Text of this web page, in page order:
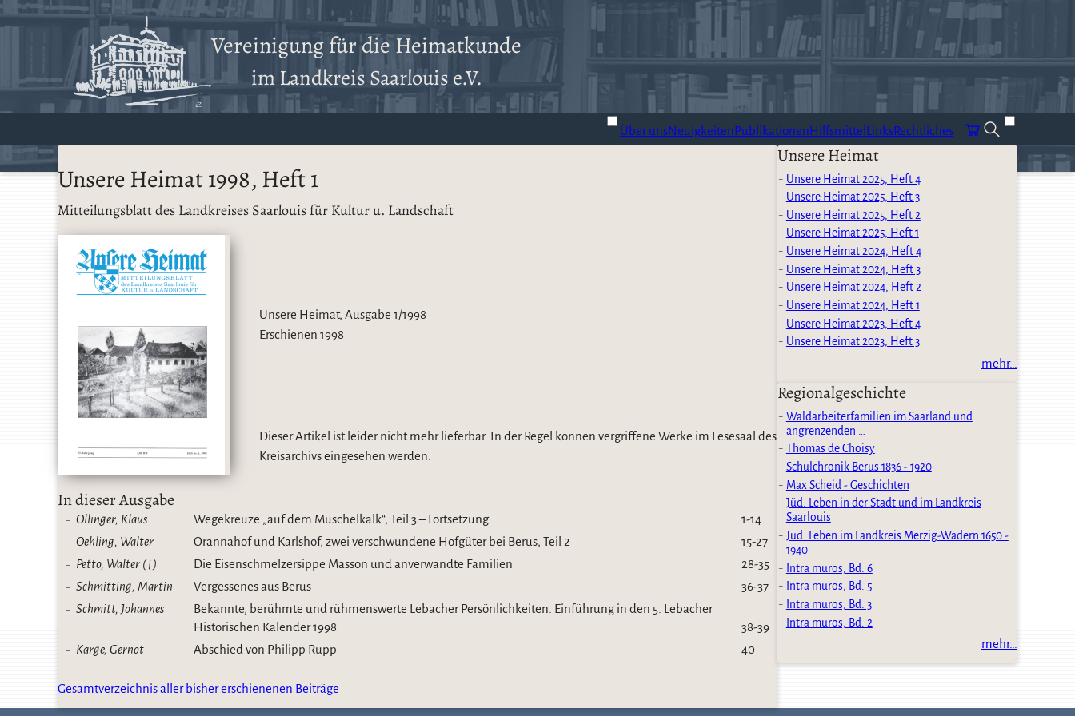
Vereinigung für die Heimatkunde
im Landkreis Saarlouis e.V.
Über unsNeuigkeitenPublikationenHilfsmittel LinksRechtliches
Unsere Heimat 1998, Heft 1
Mitteilungsblatt des Landkreises Saarlouis für Kultur u. Landschaft
Unsere Heimat, Ausgabe 1/1998
Erschienen 1998
Dieser Artikel ist leider nicht mehr lieferbar. In der Regel können vergriffene Werke im Lesesaal des
Kreisarchivs eingesehen werden.
In dieser Ausgabe
Ollinger, Klaus Wegekreuze „auf dem Muschelkalk“, Teil 3 – Fortsetzung
1-14
Oehling, Walter
Orannahof und Karlshof, zwei verschwundene Hofgüter bei Berus, Teil 2
15-27
Petto, Walter (†)
Die Eisenschmelzersippe Masson und anverwandte Familien
28-35
Schmitting, Martin
Vergessenes aus Berus
36-37
Schmitt, Johannes
Bekannte, berühmte und rühmenswerte Lebacher Persönlichkeiten. Einführung in den 5. Lebacher
Historischen Kalender 1998
38-39
Karge, Gernot
Abschied von Philipp Rupp 40
Gesamtverzeichnis aller bisher erschienenen Beiträge
Unsere Heimat
Unsere Heimat 2025, Heft 4
Unsere Heimat 2025, Heft 3
Unsere Heimat 2025, Heft 2
Unsere Heimat 2025, Heft 1
Unsere Heimat 2024, Heft 4
Unsere Heimat 2024, Heft 3
Unsere Heimat 2024, Heft 2
Unsere Heimat 2024, Heft 1
Unsere Heimat 2023, Heft 4
Unsere Heimat 2023, Heft 3
mehr…
Regionalgeschichte
Waldarbeiterfamilien im Saarland und
angrenzenden …
Thomas de Choisy
Schulchronik Berus 1836 - 1920
Max Scheid - Geschichten
Jüd. Leben in der Stadt und im Landkreis
Saarlouis
Jüd. Leben im Landkreis Merzig-Wadern 1650 -
1940
Intra muros, Bd. 6
Intra muros, Bd. 5
Intra muros, Bd. 3
Intra muros, Bd. 2
mehr…